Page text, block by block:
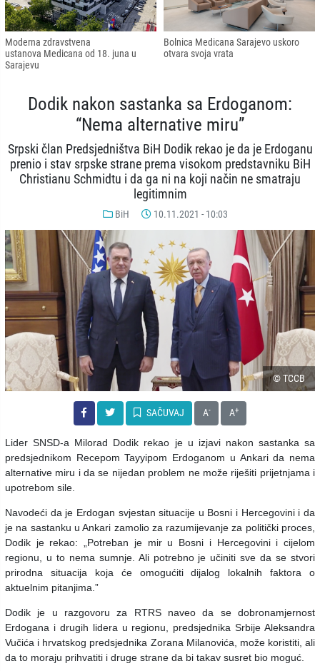
Moderna zdravstvena
ustanova Medicana od 18. juna u
Sarajevu
Bolnica Medicana Sarajevo uskoro
otvara svoja vrata
Dodik nakon sastanka sa Erdoganom:
“Nema alternative miru”
Srpski član Predsjedništva BiH Dodik rekao je da je Erdoganu
prenio i stav srpske strane prema visokom predstavniku BiH
Christianu Schmidtu i da ga ni na koji način ne smatraju
legitimnim
BiH 10.11.2021 - 10:03
© TCCB
SAČUVAJ A- A+
Lider SNSD-a Milorad Dodik rekao je u izjavi nakon sastanka sa
predsjednikom Recepom Tayyipom Erdoganom u Ankari da nema
alternative miru i da se nijedan problem ne može riješiti prijetnjama i
upotrebom sile.
Navodeći da je Erdogan svjestan situacije u Bosni i Hercegovini i da
je na sastanku u Ankari zamolio za razumijevanje za politički proces,
Dodik je rekao: „Potreban je mir u Bosni i Hercegovini i cijelom
regionu, u to nema sumnje. Ali potrebno je učiniti sve da se stvori
prirodna situacija koja će omogućiti dijalog lokalnih faktora o
aktuelnim pitanjima.”
Dodik je u razgovoru za RTRS naveo da se dobronamjernost
Erdogana i drugih lidera u regionu, predsjednika Srbije Aleksandra
Vučića i hrvatskog predsjednika Zorana Milanovića, može koristiti, ali
da to moraju prihvatiti i druge strane da bi takav susret bio moguć.